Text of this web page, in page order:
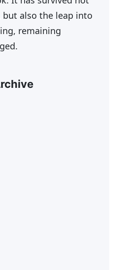
but also the leap into
remaining